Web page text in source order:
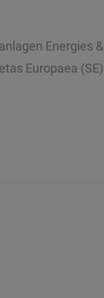
Energies
Europaea (SE)